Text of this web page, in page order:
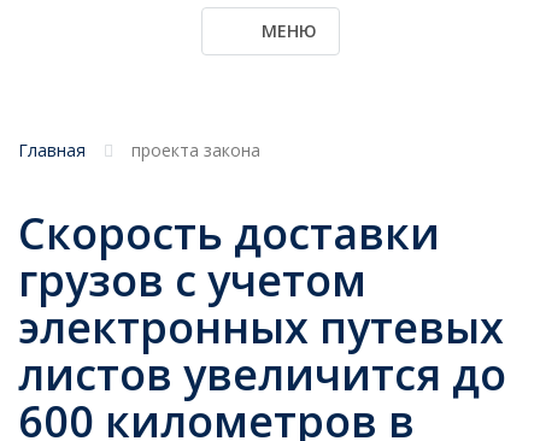
МЕНЮ
Главная проекта закона
Скорость доставки
грузов с учетом
электронных путевых
листов увеличится до
600 километров в